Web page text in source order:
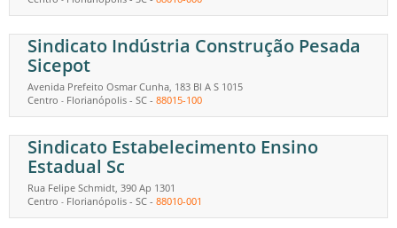
Sindicato Indústria Construção Pesada
Sicepot
Avenida Prefeito Osmar Cunha, 183 Bl A S 1015
Centro - Florianópolis - SC - 88015-100
Sindicato Estabelecimento Ensino
Estadual Sc
Rua Felipe Schmidt, 390 Ap 1301
Centro - Florianópolis - SC - 88010-001